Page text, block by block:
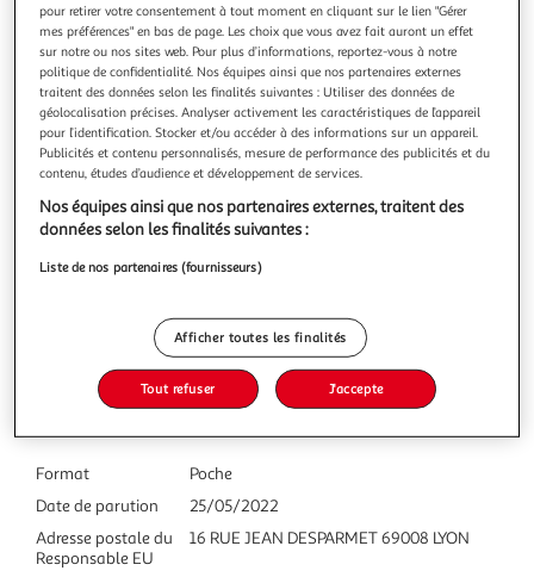
FRISSONS AU CP : ROBOT POURSUITE !, Balpe Anne-
Gaëlle
Au musée des Sciences, un robot infernal rétrécit Tom qui
devient tout riquiqui. Les CP pourront-ils l'aider à retrouver
sa taille normale ?Auteur : Balpe Anne-GaëlleEditeur :
NATHANDate de parution : 26/09/2024Nombre de pages :
32Dimensions : 19.2 x 14.7 x 0.8
En savoir +
Vous voulez connaître le prix de ce produit ?
Afficher le prix
Caractéristiques
Format
Poche
Date de parution
25/05/2022
Adresse postale du
Responsable EU
16 RUE JEAN DESPARMET 69008 LYON
pour retirer votre consentement à tout moment en cliquant sur le lien "Gérer
mes préférences" en bas de page. Les choix que vous avez fait auront un effet
sur notre ou nos sites web. Pour plus d’informations, reportez-vous à notre
politique de confidentialité. Nos équipes ainsi que nos partenaires externes
traitent des données selon les finalités suivantes : Utiliser des données de
géolocalisation précises. Analyser activement les caractéristiques de l’appareil
pour l’identification. Stocker et/ou accéder à des informations sur un appareil.
Publicités et contenu personnalisés, mesure de performance des publicités et du
contenu, études d’audience et développement de services.
Nos équipes ainsi que nos partenaires externes, traitent des
données selon les finalités suivantes :
Liste de nos partenaires (fournisseurs)
Afficher toutes les finalités
Tout refuser J'accepte